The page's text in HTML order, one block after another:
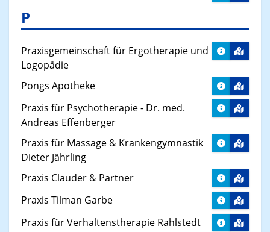
P
Praxisgemeinschaft für Ergotherapie und
Logopädie
Pongs Apotheke
Praxis für Psychotherapie - Dr. med.
Andreas Effenberger
Praxis für Massage & Krankengymnastik
Dieter Jährling
Praxis Clauder & Partner
Praxis Tilman Garbe
Praxis für Verhaltenstherapie Rahlstedt